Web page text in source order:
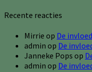
Recente reacties
Mirrie op De
admin op De
Janneke Pops op
admin op De